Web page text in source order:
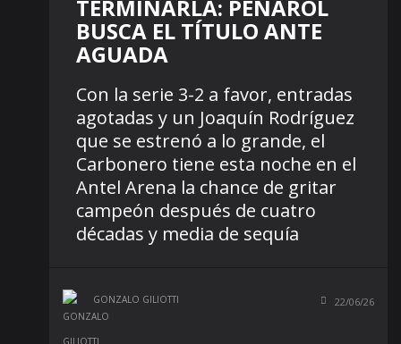
TERMINARLA: PEÑAROL
BUSCA EL TÍTULO ANTE
AGUADA
Con la serie 3-2 a favor, entradas
agotadas y un Joaquín Rodríguez
que se estrenó a lo grande, el
Carbonero tiene esta noche en el
Antel Arena la chance de gritar
campeón después de cuatro
décadas y media de sequía
GONZALO GILIOTTI 22/06/26